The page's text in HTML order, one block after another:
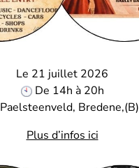
Le 21 juillet 2026
De 14h à 20h
Paelsteenveld, Bredene,(B)
Plus d’infos ici